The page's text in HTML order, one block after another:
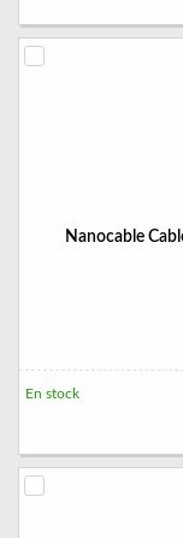
Nanocable
En stock